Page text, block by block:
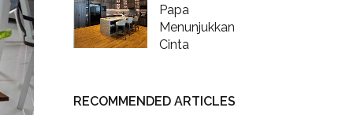
Papa
Menunjukkan
Cinta
RECOMMENDED ARTICLES